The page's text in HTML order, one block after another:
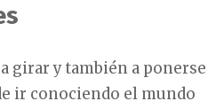
girar y también a ponerse
ir conociendo el mundo